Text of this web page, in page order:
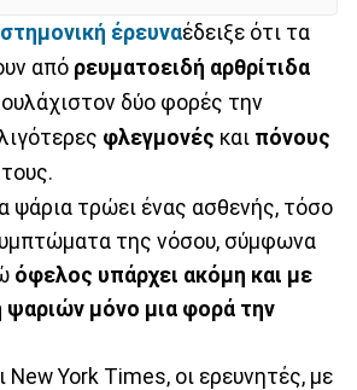
έρευναέδειξε ότι τα
από ρευματοειδή αρθρίτιδα
δύο φορές την
φλεγμονές και πόνους
τους.
ψάρια τρώει ένας ασθενής, τόσο
της νόσου, σύμφωνα
όφελος υπάρχει ακόμη και με
μόνο μια φορά την
York Times, oι ερευνητές, με